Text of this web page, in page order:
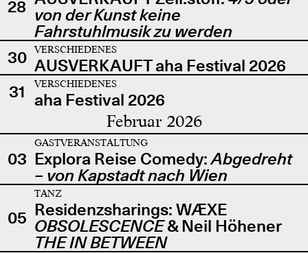
28 von der Kunst keine
Fahrstuhlmusik zu werden
30
VERSCHIEDENES
AUSVERKAUFT aha Festival 2026
31
VERSCHIEDENES
aha Festival 2026
Februar 2026
03
GASTVERANSTALTUNG
Explora Reise Comedy:Abgedreht
– von Kapstadt nach Wien
05
TANZ
Residenzsharings: WÆXE
OBSOLESCENCE& Neil Höhener
THE IN BETWEEN